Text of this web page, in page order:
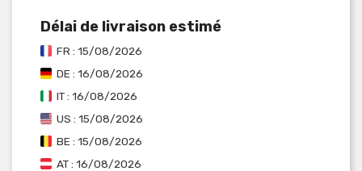
Délai de livraison estimé
FR : 15/08/2026
DE : 16/08/2026
IT : 16/08/2026
US : 15/08/2026
BE : 15/08/2026
AT : 16/08/2026